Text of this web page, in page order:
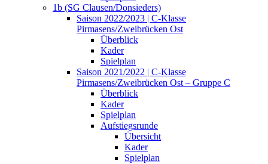
1b (SG Clausen/Donsieders)
Saison 2022/2023 | C-Klasse
Pirmasens/Zweibrücken Ost
Überblick
Kader
Spielplan
Saison 2021/2022 | C-Klasse
Pirmasens/Zweibrücken Ost – Gruppe C
Überblick
Kader
Spielplan
Aufstiegsrunde
Übersicht
Kader
Spielplan